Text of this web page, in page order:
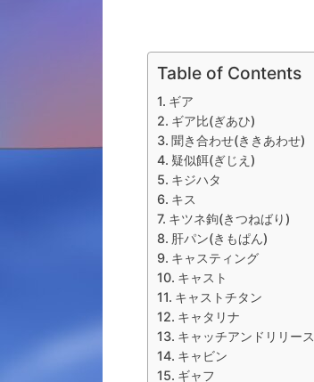
Table of Contents
ギア
ギア比(ぎあひ)
聞き合わせ(ききあわせ)
疑似餌(ぎじえ)
キジハタ
キス
キツネ鉤(きつねばり)
肝パン(きもぱん)
キャスティング
キャスト
キャストチタン
キャタリナ
キャッチアンドリリース
キャビン
ギャフ